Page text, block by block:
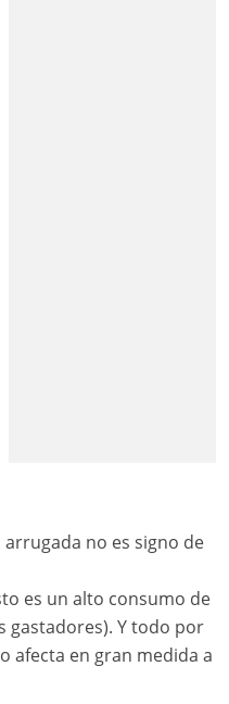
no es signo de
es un alto consumo de
gastadores). Y todo por
afecta en gran medida a